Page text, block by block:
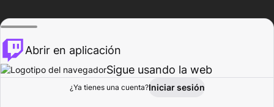
Explorar Actividad
Abrir en aplicación
Sigue usando la web
¿Ya tienes una cuenta?Iniciar sesión